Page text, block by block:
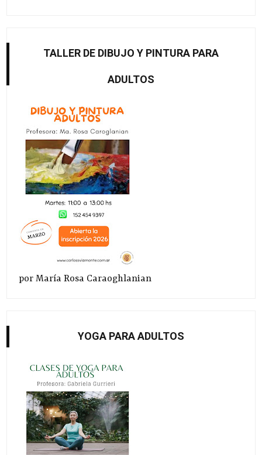
TALLER DE DIBUJO Y PINTURA PARA
ADULTOS
por María Rosa Caraoghlanian
YOGA PARA ADULTOS